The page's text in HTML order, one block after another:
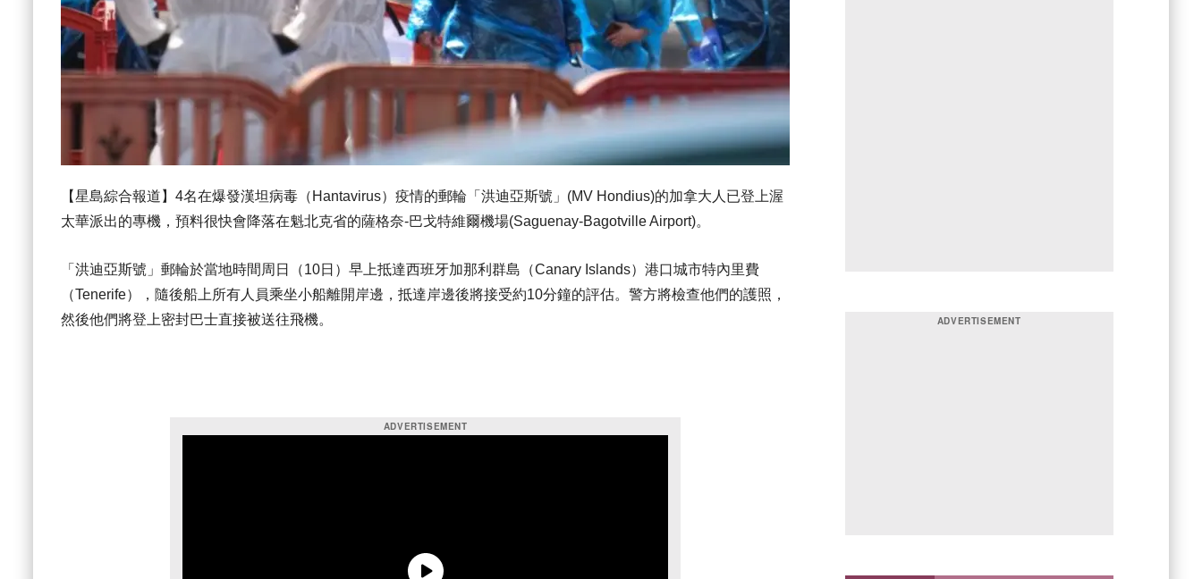
【星島綜合報道】4名在爆發漢坦病毒（Hantavirus）疫情的郵輪「洪迪亞斯號」(MV Hondius)的加拿大人已登上渥
太華派出的專機，預料很快會降落在魁北克省的薩格奈-巴戈特維爾機場(Saguenay-Bagotville Airport)。
「洪迪亞斯號」郵輪於當地時間周日（10日）早上抵達西班牙加那利群島（Canary Islands）港口城市特內里費
（Tenerife），隨後船上所有人員乘坐小船離開岸邊，抵達岸邊後將接受約10分鐘的評估。警方將檢查他們的護照，
然後他們將登上密封巴士直接被送往飛機。